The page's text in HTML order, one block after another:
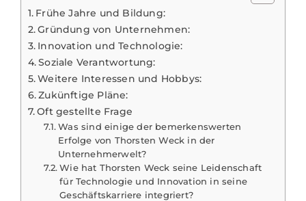
Frühe Jahre und Bildung:
Gründung von Unternehmen:
Innovation und Technologie:
Soziale Verantwortung:
Weitere Interessen und Hobbys:
Zukünftige Pläne:
Oft gestellte Frage
Was sind einige der bemerkenswerten
Erfolge von Thorsten Weck in der
Unternehmerwelt?
Wie hat Thorsten Weck seine Leidenschaft
für Technologie und Innovation in seine
Geschäftskarriere integriert?